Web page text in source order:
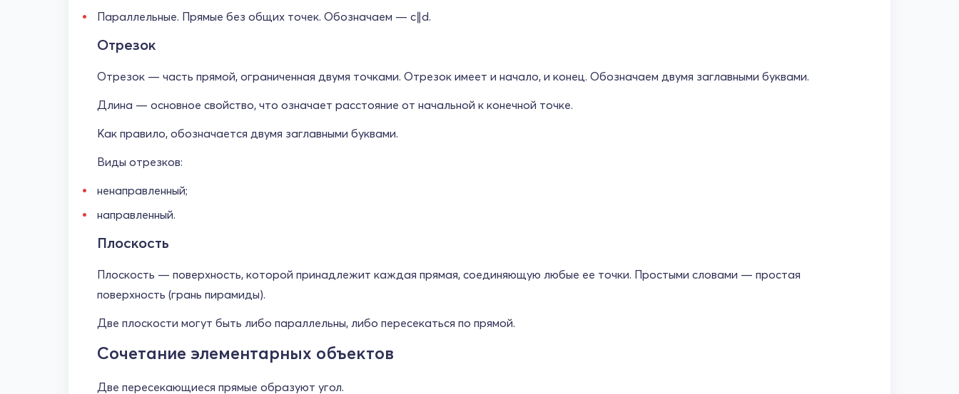
Параллельные. Прямые без общих точек. Обозначаем — c∥d.
Отрезок
Отрезок — часть прямой, ограниченная двумя точками. Отрезок имеет и начало, и конец. Обозначаем двумя заглавными буквами.
Длина — основное свойство, что означает расстояние от начальной к конечной точке.
Как правило, обозначается двумя заглавными буквами.
Виды отрезков:
ненаправленный;
направленный.
Плоскость
Плоскость — поверхность, которой принадлежит каждая прямая, соединяющую любые ее точки. Простыми словами — простая
поверхность (грань пирамиды).
Две плоскости могут быть либо параллельны, либо пересекаться по прямой.
Сочетание элементарных объектов
Две пересекающиеся прямые образуют угол.